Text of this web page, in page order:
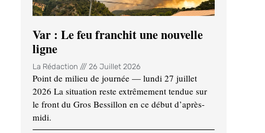
Var : Le feu franchit une nouvelle
ligne
La Rédaction 26 Juillet 2026
Point de milieu de journée — lundi 27 juillet
2026 La situation reste extrêmement tendue sur
le front du Gros Bessillon en ce début d’après-
midi.